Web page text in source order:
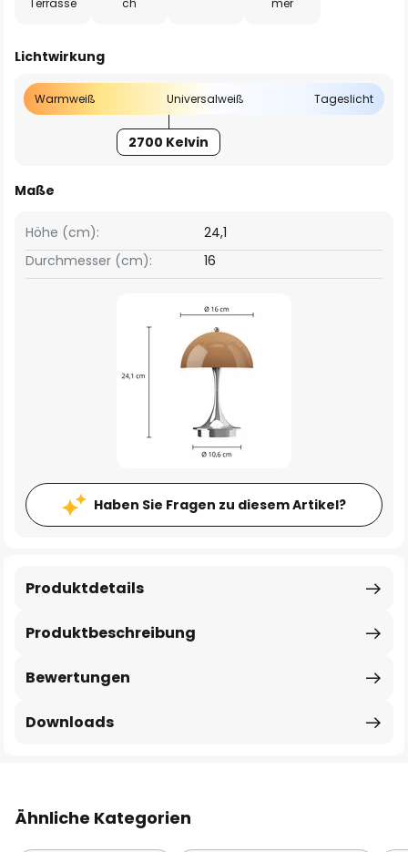
Terrasse
ch
mer
Lichtwirkung
Warmweiß Universalweiß Tageslicht
2700 Kelvin
Maße
Höhe (cm):
24,1
Durchmesser (cm):
16
Haben Sie Fragen zu diesem Artikel?
Produktbeschreibung
Produktdetails
Bewertungen
Downloads
Ähnliche Kategorien